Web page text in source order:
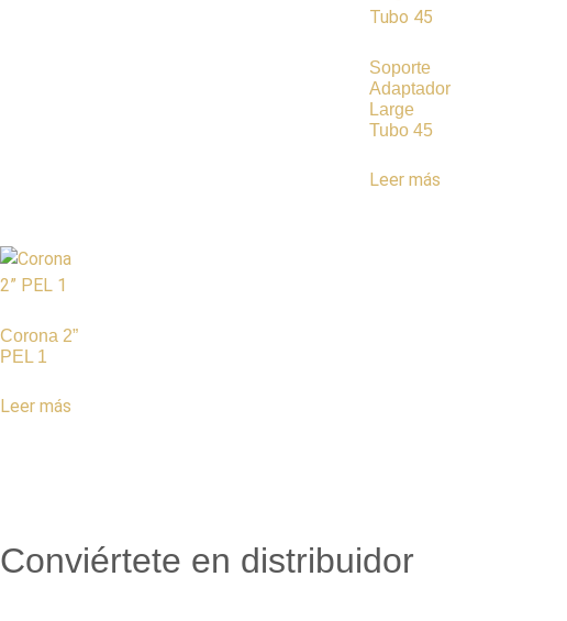
Soporte
Adaptador
Large
Tubo 45
Leer más
Corona 2”
PEL 1
Leer más
Conviértete en distribuidor